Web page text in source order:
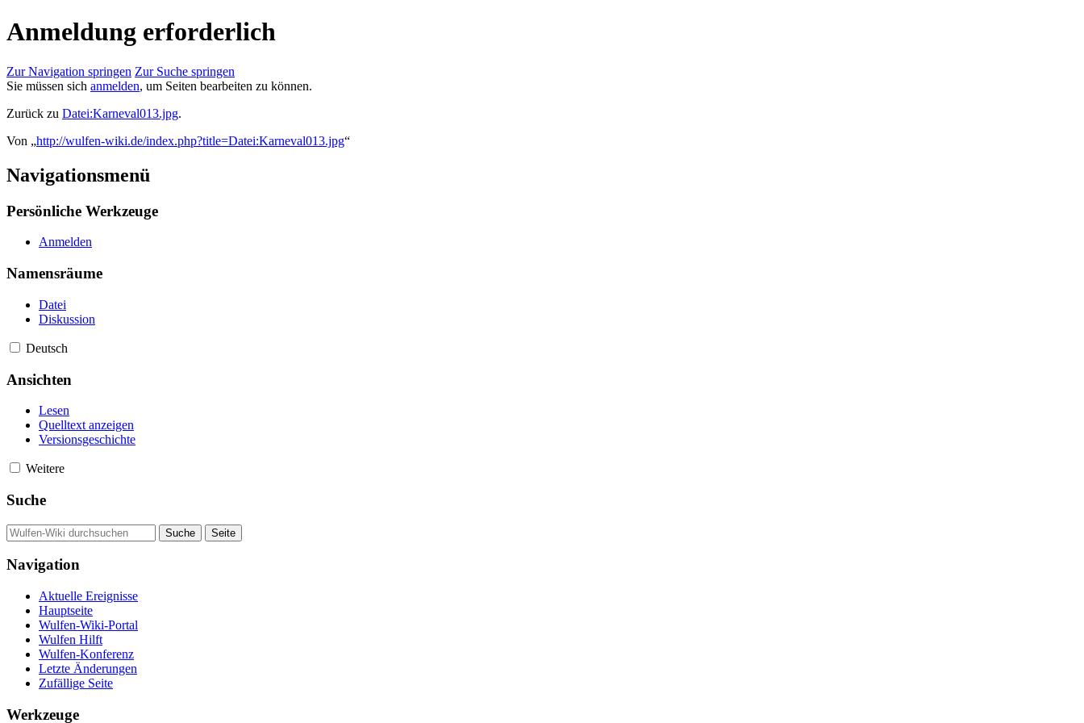
Anmeldung erforderlich
Zur Navigation springen Zur Suche springen
Sie müssen sich anmelden, um Seiten bearbeiten zu können.
Zurück zu Datei:Karneval013.jpg.
Von „http://wulfen-wiki.de/index.php?title=Datei:Karneval013.jpg“
Navigationsmenü
Persönliche Werkzeuge
Anmelden
Namensräume
Datei
Diskussion
Deutsch
Ansichten
Lesen
Quelltext anzeigen
Versionsgeschichte
Weitere
Suche
Navigation
Aktuelle Ereignisse
Hauptseite
Wulfen-Wiki-Portal
Wulfen Hilft
Wulfen-Konferenz
Letzte Änderungen
Zufällige Seite
Werkzeuge